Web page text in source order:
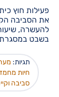
פעילות חוץ
את הסביבה
להעשרה,
בשבט
תגיות:
חיות
סביבה